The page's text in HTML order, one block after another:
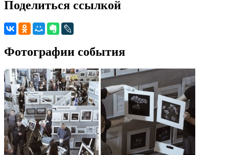
Поделиться ссылкой
Фотографии события